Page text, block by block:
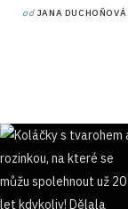
od JANA DUCHOŇOVÁ